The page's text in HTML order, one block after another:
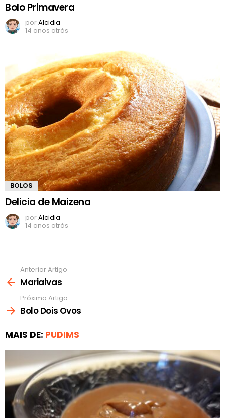
Bolo Primavera
porAlcidia
14 anos atrás
BOLOS
Delicia de Maizena
porAlcidia
14 anos atrás
mais
Anterior Artigo
Marialvas
Próximo Artigo
Bolo Dois Ovos
MAIS DE: PUDIMS